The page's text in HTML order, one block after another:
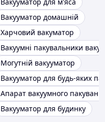
Вакууматор домашній
Харчовий вакуматор
Вакуумні пакувальники
Могутній вакууматор
Вакууматор для будь-яких
Апарат вакуумного
Вакууматор для будинку